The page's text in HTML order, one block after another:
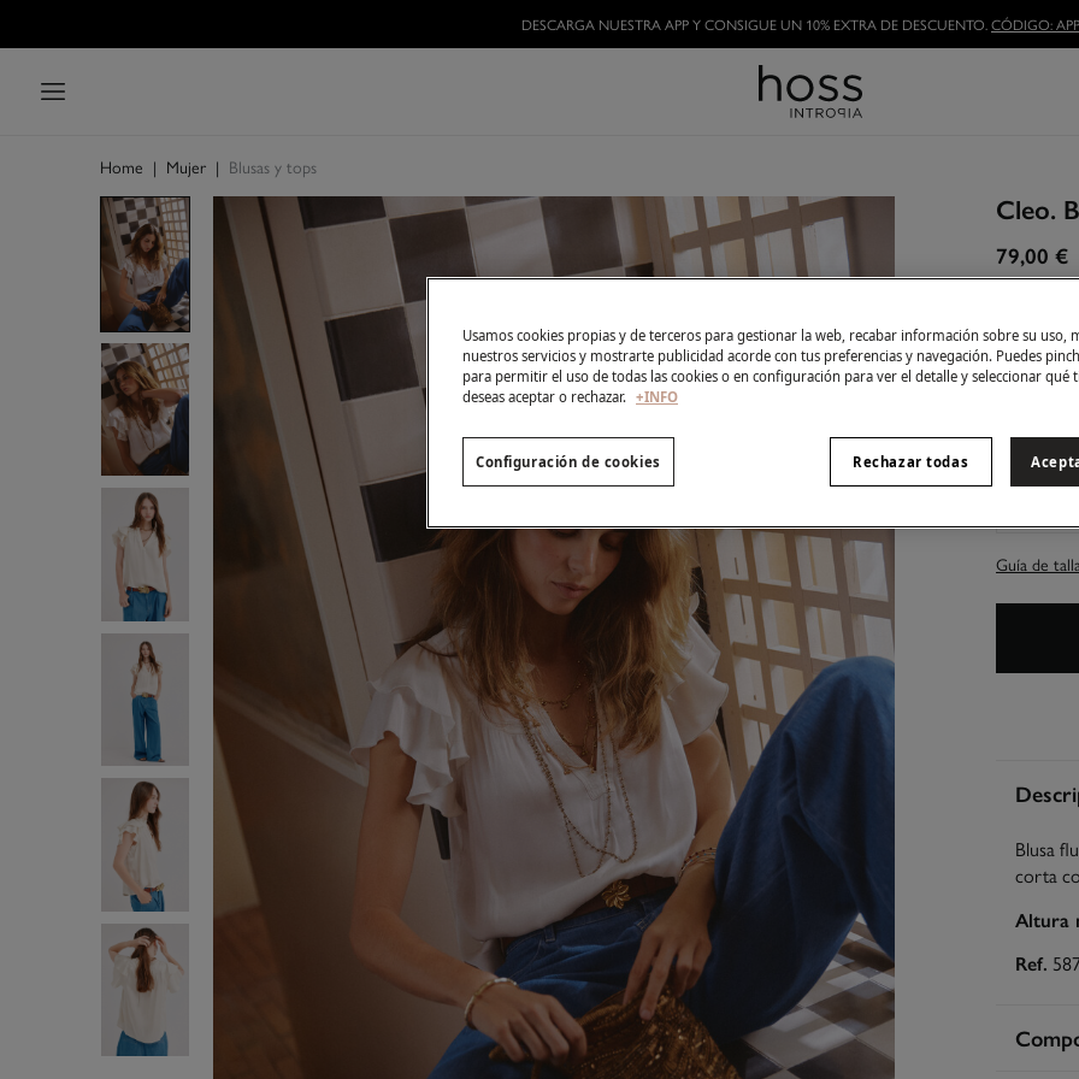
HAZTE HOSSLOVERY DISFRUTA DE LAS VENTAJAS
Home | Mujer | Blusas y tops
Cleo.
79,00 €
Color:
Talla:
Guía de
Blusa
corta
Altura
Ref.
Usamos cookies propias y de terceros para gestionar la web, recabar información sobre su uso,
nuestros servicios y mostrarte publicidad acorde con tus preferencias y navegación. Puedes
para permitir el uso de todas las cookies o en configuración para ver el detalle y seleccionar qué
deseas aceptar o rechazar. +INFO
Rechazar todas
Configuración de cookies